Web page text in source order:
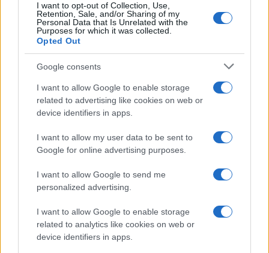
I want to opt-out of Collection, Use,
Retention, Sale, and/or Sharing of my
Personal Data that Is Unrelated with the
Purposes for which it was collected.
Opted Out
Google consents
I want to allow Google to enable storage
related to advertising like cookies on web or
device identifiers in apps.
I want to allow my user data to be sent to
Google for online advertising purposes.
I want to allow Google to send me
personalized advertising.
I want to allow Google to enable storage
related to analytics like cookies on web or
device identifiers in apps.
“portata eccezionale” rispetto a quanto accaduto
in passato. Fine della storia.
In particolare, grazie a una fotografia più precisa
sulla produzione e sulla occupazione, il prodotto
interno lordo nel 2021 è volato dell’8,3% per un
rapporto col debito migliorato dal 149,8% al 147%.
Il percorso virtuoso è poi proseguito nel 2022 con
insomma la soglia psicologica del 140% parrebbe
a portata di mano per il nostro Paese, che resta
comunque tra i più indebitati a livello europeo. Il
percorso verso la Nota di aggiornamento al Def, in
agenda giovedì della prossima settimana, appare